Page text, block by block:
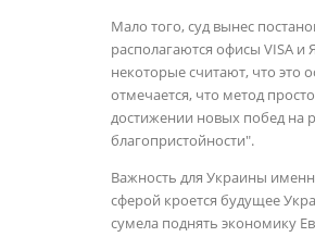
Мало того, суд вынес
располагаются офисы VISA
некоторые считают, что это
отмечается, что метод
достижении новых побед на
благопристойности".
Важность для Украины
сферой кроется будущее
сумела поднять экономику